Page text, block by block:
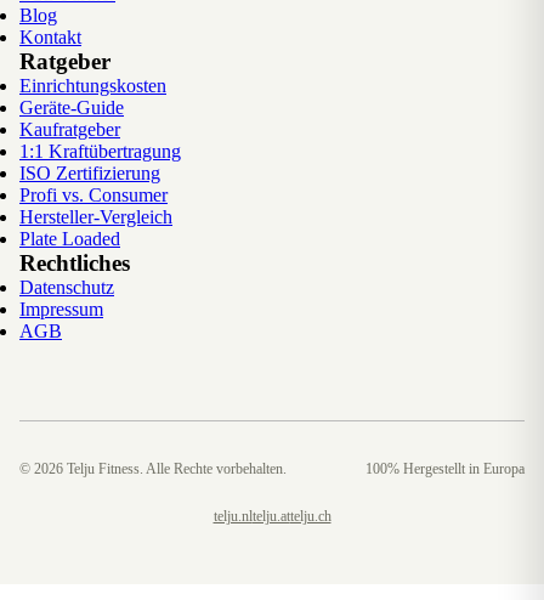
Blog
Kontakt
Ratgeber
Einrichtungskosten
Geräte-Guide
Kaufratgeber
1:1 Kraftübertragung
ISO Zertifizierung
Profi vs. Consumer
Hersteller-Vergleich
Plate Loaded
Rechtliches
Datenschutz
Impressum
AGB
© 2026 Telju Fitness. Alle Rechte vorbehalten. 100% Hergestellt in Europa
telju.nltelju.attelju.ch